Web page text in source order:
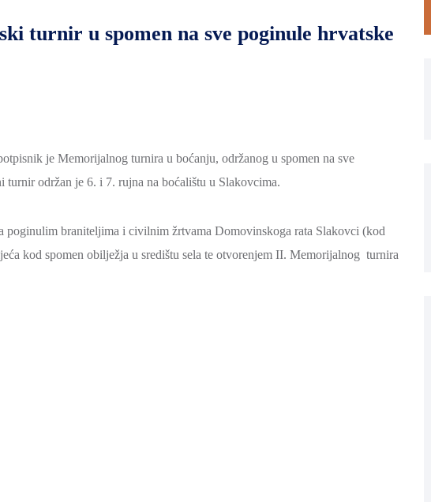
turnir u spomen na sve poginule hrvatske
je Memorijalnog turnira u boćanju, održanog u spomen na sve
održan je 6. i 7. rujna na boćalištu u Slakovcima.
poginulim braniteljima i civilnim žrtvama Domovinskoga rata Slakovci (kod
kod spomen obilježja u središtu sela te otvorenjem II. Memorijalnog turnira